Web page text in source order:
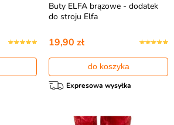
Buty ELFA brązowe - dodatek
do stroju Elfa
19,90 zł
do koszyka
Expresowa wysyłka